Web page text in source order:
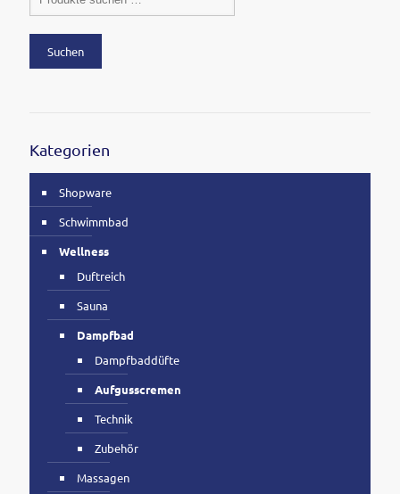
Suchen
Kategorien
Shopware
Schwimmbad
Wellness
Duftreich
Sauna
Dampfbad
Dampfbaddüfte
Aufgusscremen
Technik
Zubehör
Massagen